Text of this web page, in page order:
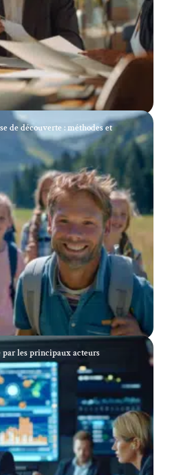
de découverte : méthodes et
par les principaux acteurs